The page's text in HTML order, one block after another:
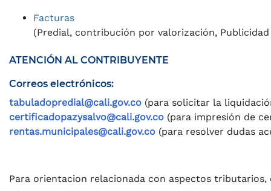
Facturas
(Predial, contribución por valorización,
ATENCIÓN AL CONTRIBUYENTE
Correos electrónicos:
tabuladopredial@cali.gov.co (para solicitar la
certificadopazysalvo@cali.gov.co (para impresión de
rentas.municipales@cali.gov.co (para resolver dudas
Para orientacion relacionada con aspectos